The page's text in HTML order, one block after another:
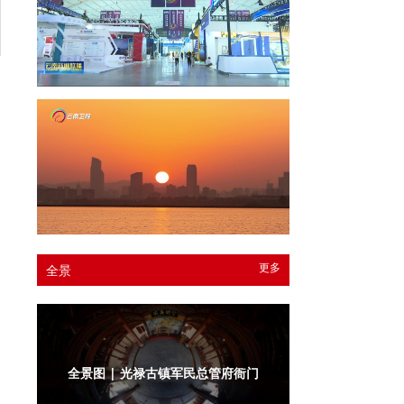
更多
全景
全景图 | 光禄古镇军民总管府衙门